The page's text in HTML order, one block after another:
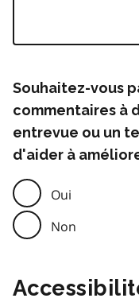
Souhaitez-vous
commentaires à
entrevue ou un
d'aider à
Oui
Non